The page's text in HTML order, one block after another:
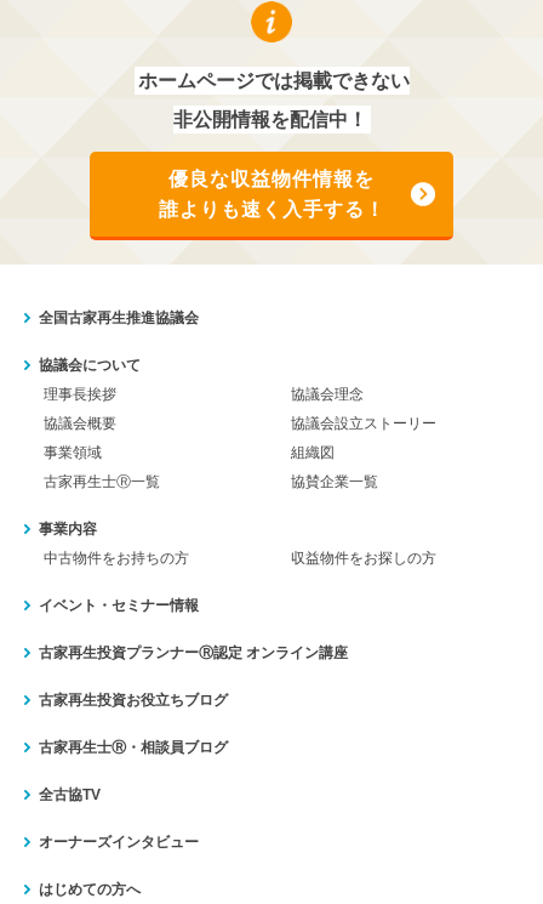
ホームページでは掲載できない
非公開情報を配信中！
優良な収益物件情報を
誰よりも速く入手する！
全国古家再生推進協議会
協議会について
理事長挨拶
協議会理念
協議会概要
協議会設立ストーリー
事業領域
組織図
古家再生士Ⓡ一覧
協賛企業一覧
事業内容
中古物件をお持ちの方
収益物件をお探しの方
イベント・セミナー情報
古家再生投資プランナーⓇ認定 オンライン講座
古家再生投資お役立ちブログ
古家再生士Ⓡ・相談員ブログ
全古協TV
オーナーズインタビュー
はじめての方へ